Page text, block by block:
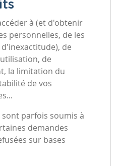
à (et d'obtenir
personnelles, de les
de
de
la limitation du
de vos
parfois soumis à
demandes
sur bases